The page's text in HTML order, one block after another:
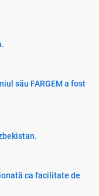
său FARGEM a fost
ca facilitate de